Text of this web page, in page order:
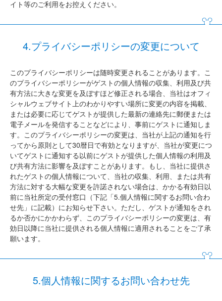
イト等のご利用をお控えください。
4.プライバシーポリシーの変更について
このプライバシーポリシーは随時変更されることがあります。こ
のプライバシーポリシーがゲストの個人情報の収集、利用及び共
有方法に大きな変更を及ぼすほど修正される場合、当社はオフィ
シャルウェブサイト上のわかりやすい場所に変更の内容を掲載、
または必要に応じてゲストが提供した最新の連絡先に郵便または
電子メールを発信することなどにより、事前にゲストに通知しま
す。このプライバシーポリシーの変更は、当社が上記の通知を行
ってから原則として30暦日で有効となりますが、当社が変更につ
いてゲストに通知する以前にゲストが提供した個人情報の利用及
び共有方法に影響を及ぼすことがあります。もし、当社に提供さ
れたゲストの個人情報について、当社の収集、利用、または共有
方法に対する大幅な変更を許諾されない場合は、かかる有効日以
前に当社所定の受付窓口（下記「5.個人情報に関するお問い合わ
せ先」に記載）にお知らせ下さい。ただし、ゲストが通知をされ
るか否かにかかわらず、このプライバシーポリシーの変更は、有
効日以降に当社に提供される個人情報に適用されることをご了承
願います。
5.個人情報に関するお問い合わせ先